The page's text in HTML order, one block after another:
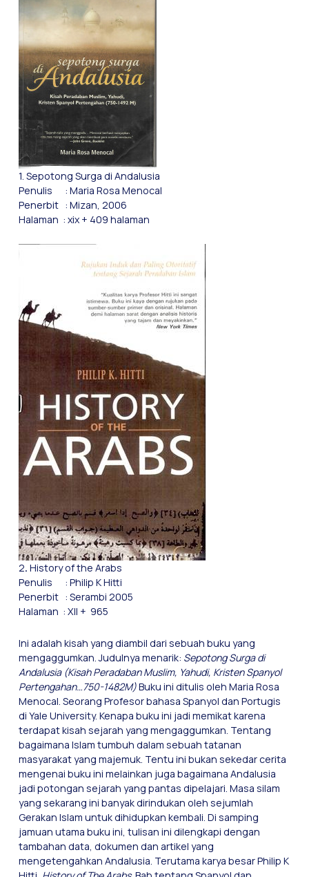
1. Sepotong Surga di Andalusia
Penulis : Maria Rosa Menocal
Penerbit : Mizan, 2006
Halaman : xix + 409 halaman
2. History of the Arabs
Penulis : Philip K Hitti
Penerbit : Serambi 2005
Halaman : XII + 965
Ini adalah kisah yang diambil dari sebuah buku yang
mengaggumkan. Judulnya menarik: Sepotong Surga di
Andalusia (Kisah Peradaban Muslim, Yahudi, Kristen Spanyol
Pertengahan…750-1482M)Buku ini ditulis oleh Maria Rosa
Menocal. Seorang Profesor bahasa Spanyol dan Portugis
di Yale University. Kenapa buku ini jadi memikat karena
terdapat kisah sejarah yang mengaggumkan. Tentang
bagaimana Islam tumbuh dalam sebuah tatanan
masyarakat yang majemuk. Tentu ini bukan sekedar cerita
mengenai buku ini melainkan juga bagaimana Andalusia
jadi potongan sejarah yang pantas dipelajari. Masa silam
yang sekarang ini banyak dirindukan oleh sejumlah
Gerakan Islam untuk dihidupkan kembali. Di samping
jamuan utama buku ini, tulisan ini dilengkapi dengan
tambahan data, dokumen dan artikel yang
mengetengahkan Andalusia. Terutama karya besar Philip K